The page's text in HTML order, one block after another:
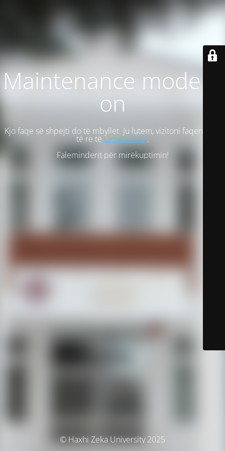
Maintenance mode is
on
Kjo faqe së shpejti do të mbyllet. Ju lutem, vizitoni faqen tonë
të re të Universitetit.
Faleminderit për mirëkuptimin!
© Haxhi Zeka University 2025